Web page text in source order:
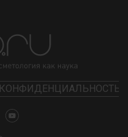
КОНФИДЕНЦИАЛЬНОСТЬ